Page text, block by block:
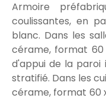
Armoire
coulissantes, en
blanc. Dans les
cérame, format 60
d'appui de la paroi
stratifié. Dans les
cérame, format 60